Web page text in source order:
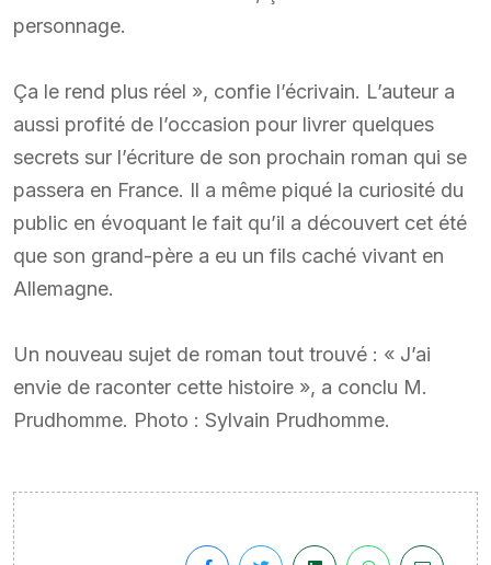
personnage.
Ça le rend plus réel », confie l’écrivain. L’auteur a
aussi profité de l’occasion pour livrer quelques
secrets sur l’écriture de son prochain roman qui se
passera en France. Il a même piqué la curiosité du
public en évoquant le fait qu’il a découvert cet été
que son grand-père a eu un fils caché vivant en
Allemagne.
Un nouveau sujet de roman tout trouvé : « J’ai
envie de raconter cette histoire », a conclu M.
Prudhomme. Photo : Sylvain Prudhomme.